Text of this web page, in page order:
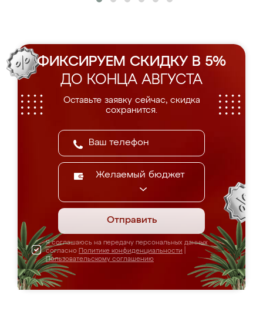
ФИКСИРУЕМ СКИДКУ В 5%
ДО КОНЦА АВГУСТА
Оставьте заявку сейчас, скидка
сохранится.
Желаемый бюджет
Отправить
Я соглашаюсь на передачу персональных данных
согласно Политике конфиденциальности
Пользовательскому соглашению